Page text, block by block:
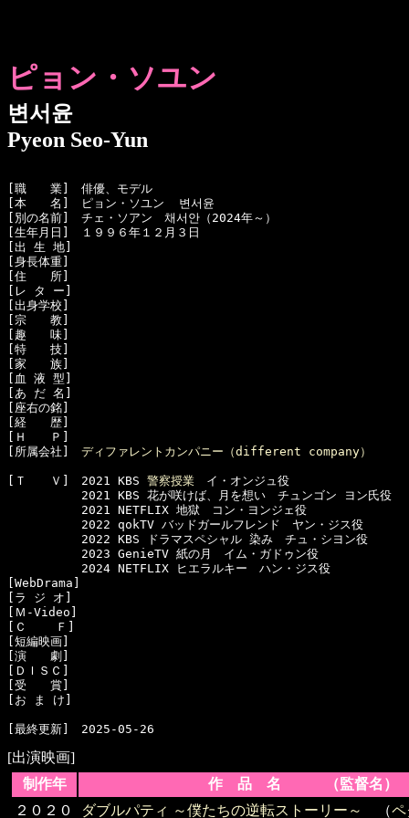
ピョン・ソユン
변서윤
Pyeon Seo-Yun
[職　　業]　俳優、モデル
[本　　名]　ピョン・ソユン  변서윤
[別の名前]　チェ・ソアン　채서안（2024年～）
[生年月日]　１９９６年１２月３日
[出 生 地]
[身長体重]
[住　　所]
[レ タ ー]
[出身学校]
[宗　　教]
[趣　　味]
[特　　技]
[家　　族]
[血 液 型]
[あ だ 名]
[座右の銘]
[経　　歴]
[Ｈ　　Ｐ]
[所属会社] ディファレントカンパニー（different company）
[Ｔ　　Ｖ]　2021 KBS 警察授業 イ・オンジュ役
  　　　　　2021 KBS 花が咲けば、月を想い　チュンゴン ヨン氏役
  　　　　　2021 NETFLIX 地獄　コン・ヨンジェ役
  　　　　　2022 qokTV バッドガールフレンド　ヤン・ジス役
  　　　　　2022 KBS ドラマスペシャル 染み　チュ・シヨン役
  　　　　　2023 GenieTV 紙の月　イム・ガドゥン役
  　　　　　2024 NETFLIX ヒエラルキー　ハン・ジス役
[WebDrama]
[ラ ジ オ]
[Ｍ-Video]
[Ｃ    Ｆ]
[短編映画]
[演　　劇]
[ＤＩＳＣ]
[受　　賞]
[お ま け]
[出演映画]
制作年
作 品 名 （監督名）
２０２０
ダブルパティ ～僕たちの逆転ストーリー～ （ペ